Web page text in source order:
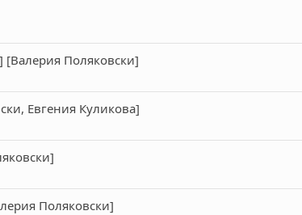
[Валерия Поляковски]
Евгения Куликова]
Поляковски]